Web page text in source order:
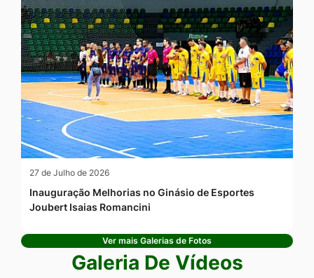
27 de Julho de 2026
Inauguração Melhorias no Ginásio de Esportes
Joubert Isaias Romancini
Ver mais Galerias de Fotos
Galeria De Vídeos